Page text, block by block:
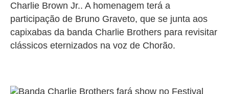
Charlie Brown Jr.. A homenagem terá a
participação de Bruno Graveto, que se junta aos
capixabas da banda Charlie Brothers para revisitar
clássicos eternizados na voz de Chorão.